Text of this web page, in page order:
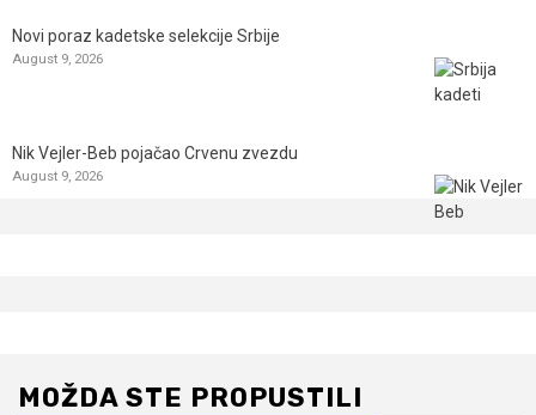
Novi poraz kadetske selekcije Srbije
August 9, 2026
Nik Vejler-Beb pojačao Crvenu zvezdu
August 9, 2026
MOŽDA STE PROPUSTILI